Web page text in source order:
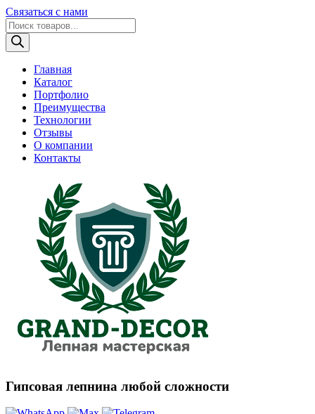
Связаться с нами
Поиск
товаров
Главная
Каталог
Портфолио
Преимущества
Технологии
Отзывы
О компании
Контакты
Гипсовая лепнина любой сложности